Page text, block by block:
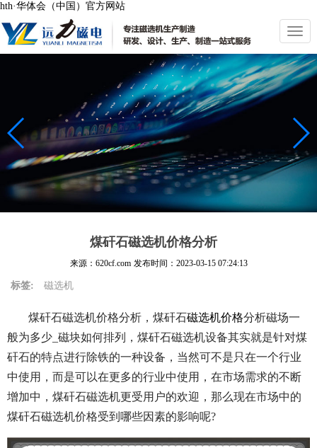
hth·华体会（中国）官方网站
切
换
导
航
煤矸石磁选机价格分析
来源：620cf.com 发布时间： 2023-03-15 07:24:13
标签: 磁选机
煤矸石磁选机价格分析，煤矸石磁选机价格分析磁场一
般为多少_磁块如何排列，煤矸石磁选机设备其实就是针对煤
矸石的特点进行除铁的一种设备，当然可不是只在一个行业
中使用，而是可以在更多的行业中使用，在市场需求的不断
增加中，煤矸石磁选机更受用户的欢迎，那么现在市场中的
煤矸石磁选机价格受到哪些因素的影响呢?